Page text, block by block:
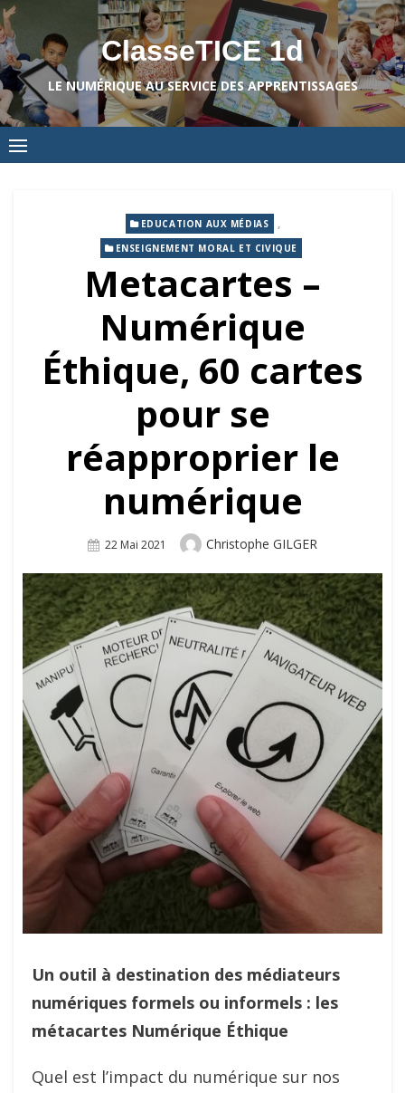
Skip
to
content
ClasseTICE 1d
LE NUMÉRIQUE AU SERVICE DES APPRENTISSAGES
EDUCATION AUX MÉDIAS ,
ENSEIGNEMENT MORAL ET CIVIQUE
Metacartes –
Numérique
Éthique, 60 cartes
pour se
réapproprier le
numérique
Posted
22 Mai 2021 Author
Christophe GILGER
Un outil à destination des médiateurs
numériques formels ou informels : les
métacartes Numérique Éthique
Quel est l’impact du numérique sur nos